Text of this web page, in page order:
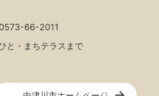
66-2011
と・まちテラスまで